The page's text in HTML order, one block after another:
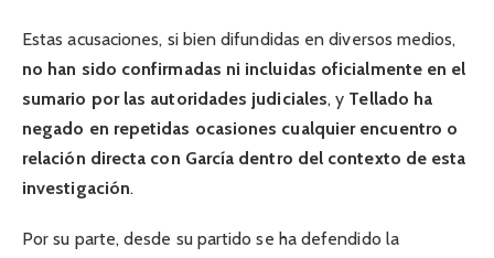
Estas acusaciones, si bien difundidas en diversos medios,
no han sido confirmadas ni incluidas oficialmente en el
sumario por las autoridades judiciales, y Tellado ha
negado en repetidas ocasiones cualquier encuentro o
relación directa con García dentro del contexto de esta
investigación.
Por su parte, desde su partido se ha defendido la